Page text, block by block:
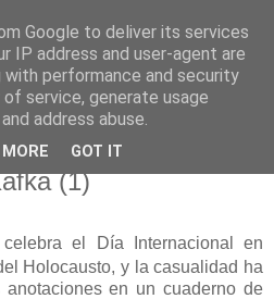
de Karlsbad
(1)
el Día Internacional en
Holocausto, y la casualidad ha
en un cuaderno de
Google to deliver its services
IP address and user-agent are
with performance and security
service, generate usage
address abuse.
GOT IT